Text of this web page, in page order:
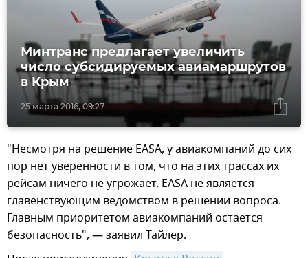
25 марта 2016, 09:27
Минтранс предлагает увеличить
число субсидируемых авиамаршрутов
в Крым
"Несмотря на решение EASA, у авиакомпаний до сих
пор нет уверенности в том, что на этих трассах их
рейсам ничего не угрожает. EASA не является
главенствующим ведомством в решении вопроса.
Главным приоритетом авиакомпаний остается
безопасность", — заявил Тайлер.